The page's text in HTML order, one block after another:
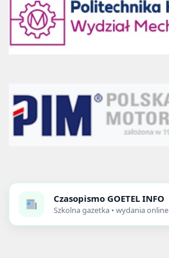
Czasopismo GOETEL INFO
Szkolna gazetka • wydania online